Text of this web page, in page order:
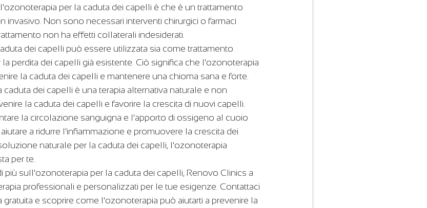
per la caduta dei capelli è che è un trattamento
invasivo. Non sono necessari interventi chirurgici o farmaci
non ha effetti collaterali indesiderati.
dei capelli può essere utilizzata sia come trattamento
perdita dei capelli già esistente. Ciò significa che l'ozonoterapia
la caduta dei capelli e mantenere una chioma sana e forte.
dei capelli è una terapia alternativa naturale e non
la caduta dei capelli e favorire la crescita di nuovi capelli.
la circolazione sanguigna e l'apporto di ossigeno al cuoio
a ridurre l'infiammazione e promuovere la crescita dei
naturale per la caduta dei capelli, l'ozonoterapia
per te.
più sull'ozonoterapia per la caduta dei capelli, Renovo Clinics a
professionali e personalizzati per le tue esigenze. Contattaci
e scoprire come l'ozonoterapia può aiutarti a prevenire la